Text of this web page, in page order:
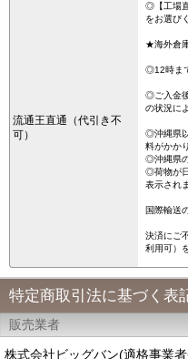
流通王直通（代引き不
可）
◎【工場
をお選び
★海外倉
◎12時ま
◎ご入金
の状況に
◎沖縄県
料がかか
◎沖縄県
◎荷物が
表示され
国際輸送
決済にご
利用可）
特定商取引法に基づく表
販売業者
株式会社ビッグバン(適格事業